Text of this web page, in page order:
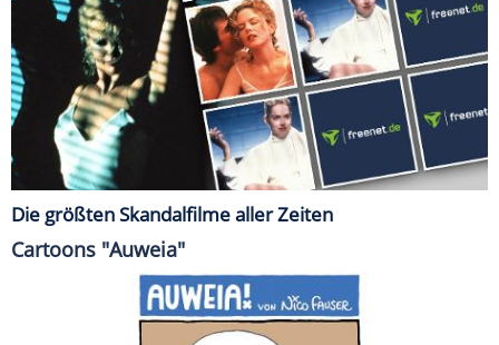
Die größten Skandalfilme aller Zeiten
Cartoons "Auweia"